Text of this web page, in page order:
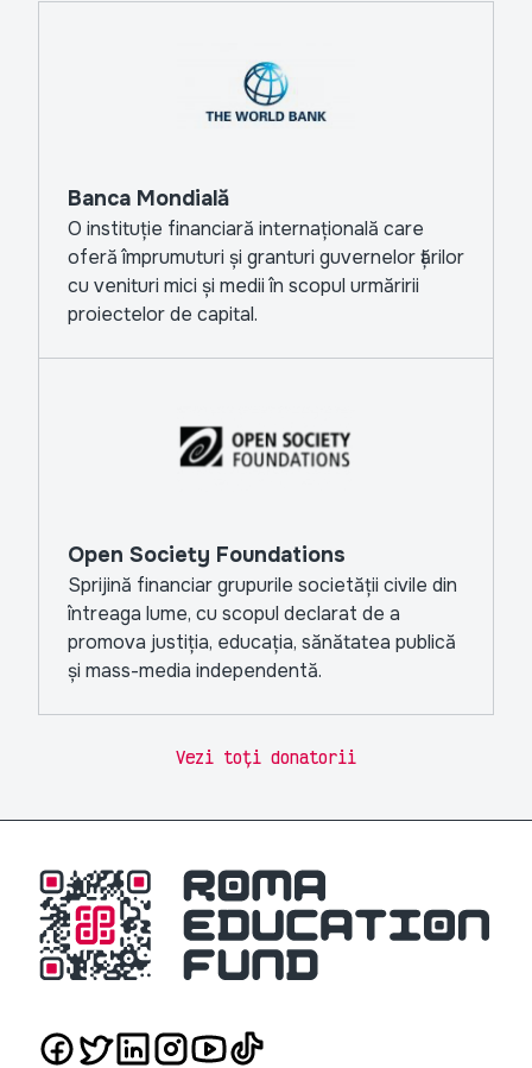
Banca Mondială
O instituție financiară internațională care
oferă împrumuturi și granturi guvernelor țărilor
cu venituri mici și medii în scopul urmăririi
proiectelor de capital.
Open Society Foundations
Sprijină financiar grupurile societății civile din
întreaga lume, cu scopul declarat de a
promova justiția, educația, sănătatea publică
și mass-media independentă.
Vezi toți donatorii